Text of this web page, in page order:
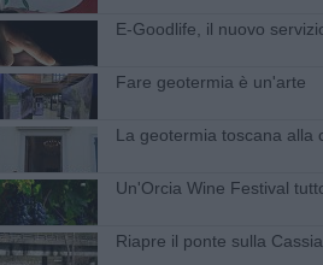
E-Goodlife, il nuovo
Fare geotermia è un'arte
La geotermia toscana alla
Un'​Orcia Wine Festival
Riapre il ponte sulla Cassia